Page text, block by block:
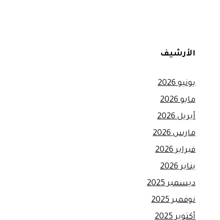
الأرشيف
يونيو 2026
مايو 2026
أبريل 2026
مارس 2026
فبراير 2026
يناير 2026
ديسمبر 2025
نوفمبر 2025
أكتوبر 2025